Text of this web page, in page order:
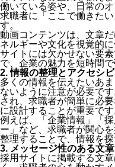
働いている姿や、日常の
求職者に「ここで働きた
す。
動画コンテンツは、文章
ネルギーや文化を視覚的
サイトには欠かせない要
で、企業の魅力を短時間
2. 情報の整理とアクセシ
多くの情報を伝えたいあ
ないように注意が必要で
され、求職者が簡単に必
に設計することが重要です
例えば、「企業情報」「
ー」など、求職者が関心
整理することで、情報を探
3. メッセージ性のある文章
採用サイトに掲載する文